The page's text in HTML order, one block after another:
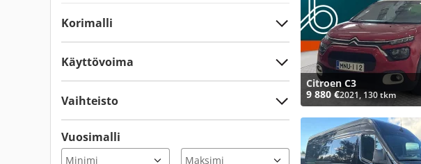
Korimalli
Käyttövoima
Vaihteisto
Vuosimalli
Citroen C3
9 880 €2021, 130 tkm